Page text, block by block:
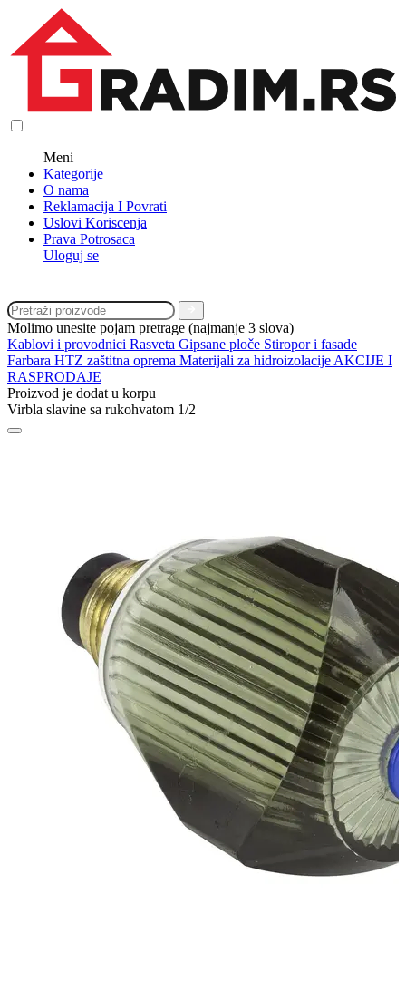
Meni
Kategorije
O nama
Reklamacija I Povrati
Uslovi Koriscenja
Prava Potrosaca
Uloguj se
Molimo unesite pojam pretrage (najmanje 3 slova)
Kablovi i provodnici Rasveta Gipsane ploče Stiropor i fasade
Farbara HTZ zaštitna oprema Materijali za hidroizolacije AKCIJE I
RASPRODAJE
Proizvod je dodat u korpu
Virbla slavine sa rukohvatom 1/2